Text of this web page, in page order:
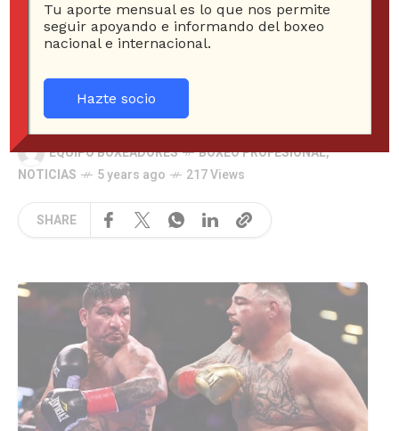
Andy Ruiz vs Chris
Arreola por la pantalla
de ESPN Knockout
EQUIPO BOXEADORES BOXEO PROFESIONAL,
NOTICIAS
5 years ago 217 Views
SHARE
Tu aporte mensual es lo que nos permite
seguir apoyando e informando del boxeo
nacional e internacional.
Hazte socio